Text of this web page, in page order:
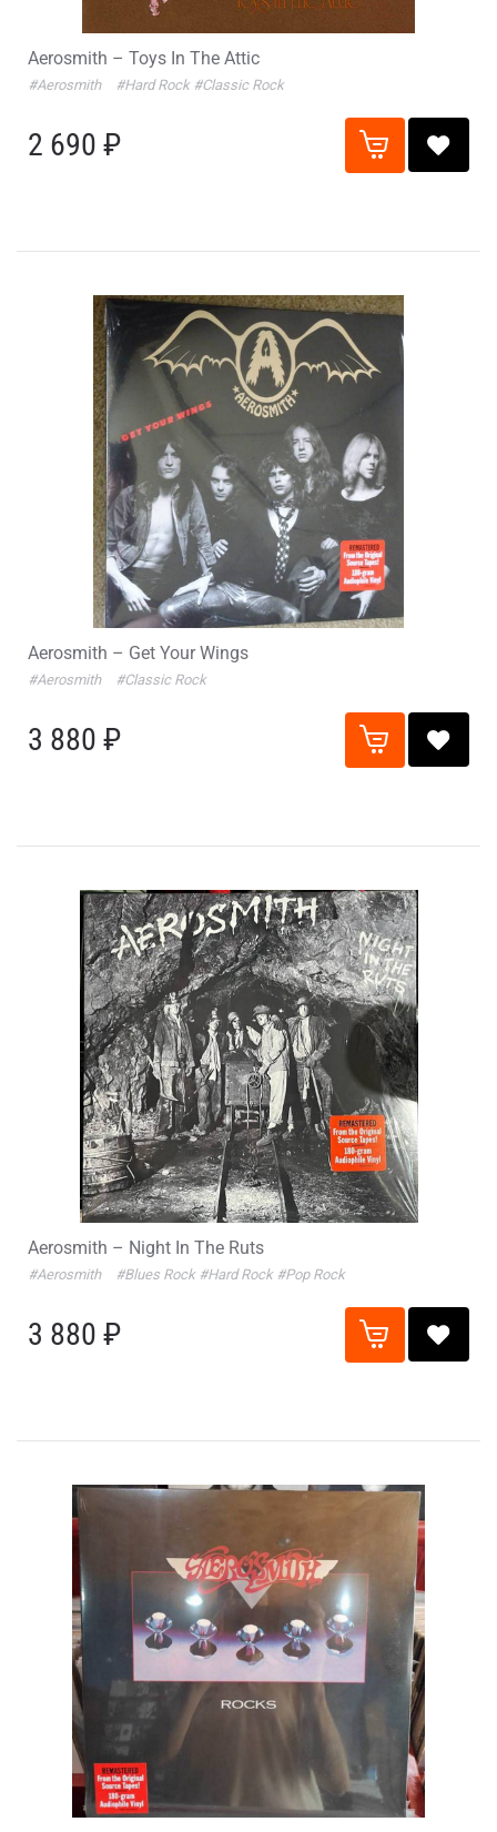
Aerosmith – Toys In The Attic
#Aerosmith #Hard Rock #Classic Rock
2 690 ₽
Aerosmith – Get Your Wings
#Aerosmith #Classic Rock
3 880 ₽
Aerosmith – Night In The Ruts
#Aerosmith #Blues Rock #Hard Rock #Pop Rock
3 880 ₽